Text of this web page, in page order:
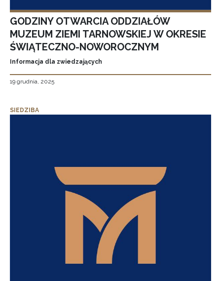
GODZINY OTWARCIA ODDZIAŁÓW
MUZEUM ZIEMI TARNOWSKIEJ W OKRESIE
ŚWIĄTECZNO-NOWOROCZNYM
Informacja dla zwiedzających
19 grudnia, 2025
SIEDZIBA